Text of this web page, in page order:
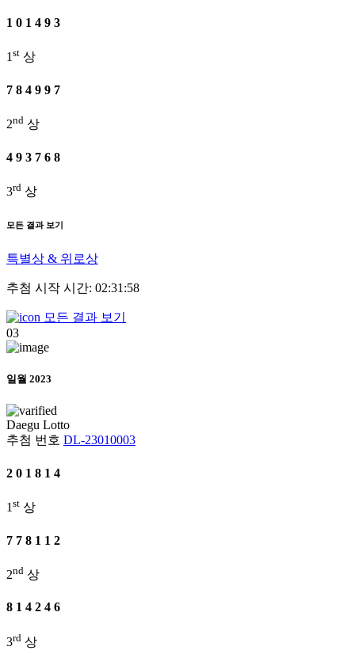
1 0 1 4 9 3
1st 상
7 8 4 9 9 7
2nd 상
4 9 3 7 6 8
3rd 상
모든 결과 보기
특별상 & 위로상
추첨 시작 시간: 02:31:58
모든 결과 보기
03
일월 2023
Daegu Lotto
추첨 번호 DL-23010003
2 0 1 8 1 4
1 st 상
7 7 8 1 1 2
2nd 상
8 1 4 2 4 6
3rd 상